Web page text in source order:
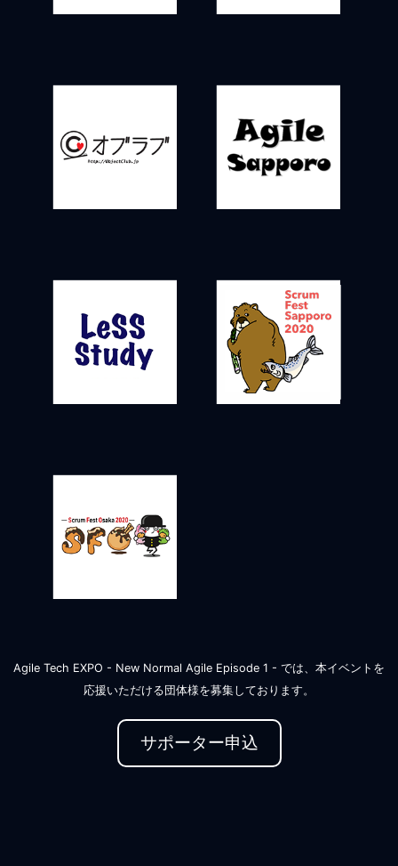
Agile Tech EXPO - New Normal Agile Episode 1 - では、本イベントを
応援いただける団体様を募集しております。
サポーター申込